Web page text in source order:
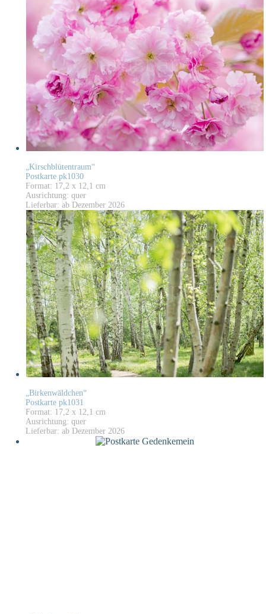
„Kirschblütentraum“
Postkarte pk1030
Format: 17,2 x 12,1 cm
Ausrichtung: quer
Lieferbar: ab Dezember 2026
„Birkenwäldchen“
Postkarte pk1031
Format: 17,2 x 12,1 cm
Ausrichtung: quer
Lieferbar: ab Dezember 2026